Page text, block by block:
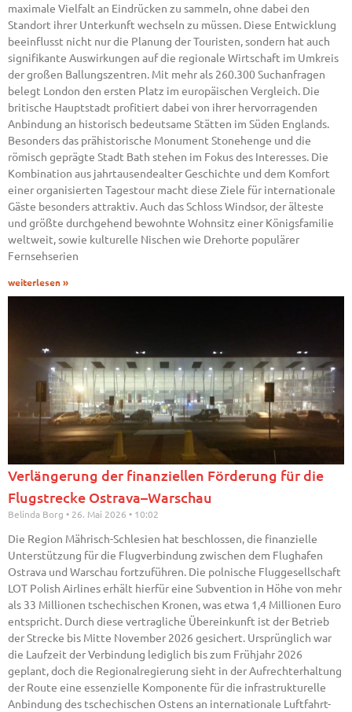
maximale Vielfalt an Eindrücken zu sammeln, ohne dabei den
Standort ihrer Unterkunft wechseln zu müssen. Diese Entwicklung
beeinflusst nicht nur die Planung der Touristen, sondern hat auch
signifikante Auswirkungen auf die regionale Wirtschaft im Umkreis
der großen Ballungszentren. Mit mehr als 260.300 Suchanfragen
belegt London den ersten Platz im europäischen Vergleich. Die
britische Hauptstadt profitiert dabei von ihrer hervorragenden
Anbindung an historisch bedeutsame Stätten im Süden Englands.
Besonders das prähistorische Monument Stonehenge und die
römisch geprägte Stadt Bath stehen im Fokus des Interesses. Die
Kombination aus jahrtausendealter Geschichte und dem Komfort
einer organisierten Tagestour macht diese Ziele für internationale
Gäste besonders attraktiv. Auch das Schloss Windsor, der älteste
und größte durchgehend bewohnte Wohnsitz einer Königsfamilie
weltweit, sowie kulturelle Nischen wie Drehorte populärer
Fernsehserien
weiterlesen »
Verlängerung der finanziellen Förderung für die
Flugstrecke Ostrava–Warschau
Belinda Borg 26. Mai 2026 10:02
Die Region Mährisch-Schlesien hat beschlossen, die finanzielle
Unterstützung für die Flugverbindung zwischen dem Flughafen
Ostrava und Warschau fortzuführen. Die polnische Fluggesellschaft
LOT Polish Airlines erhält hierfür eine Subvention in Höhe von mehr
als 33 Millionen tschechischen Kronen, was etwa 1,4 Millionen Euro
entspricht. Durch diese vertragliche Übereinkunft ist der Betrieb
der Strecke bis Mitte November 2026 gesichert. Ursprünglich war
die Laufzeit der Verbindung lediglich bis zum Frühjahr 2026
geplant, doch die Regionalregierung sieht in der Aufrechterhaltung
der Route eine essenzielle Komponente für die infrastrukturelle
Anbindung des tschechischen Ostens an internationale Luftfahrt-